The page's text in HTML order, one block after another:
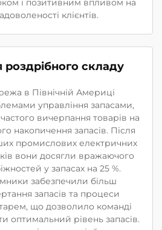
і позитивним впливом на
клієнтів.
роздрібного складу
в Північній Америці
управління запасами,
вичерпання товарів на
накопичення запасів. Після
промислових електричних
вони досягли вражаючого
у запасах на 25 %.
забезпечили більш
запасів та процеси
що дозволило команді
оптимальний рівень запасів.